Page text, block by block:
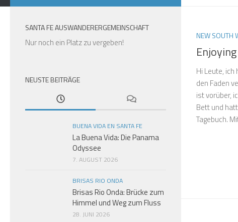
NEW SOUTH
Hi Leute,
den Faden
ist vorüber,
Bett und
Tagebuch.
SANTA FE AUSWANDERERGEMEINSCHAFT
Nur noch ein Platz zu vergeben!
NEUSTE BEITRÄGE
BUENA VIDA EN SANTA FE
La Buena Vida: Die Panama
Odyssee
7. AUGUST 2026
BRISAS RIO ONDA
Brisas Rio Onda: Brücke zum
Himmel und Weg zum Fluss
28. JUNI 2026